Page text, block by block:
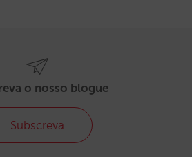
o nosso blogue
Subscreva